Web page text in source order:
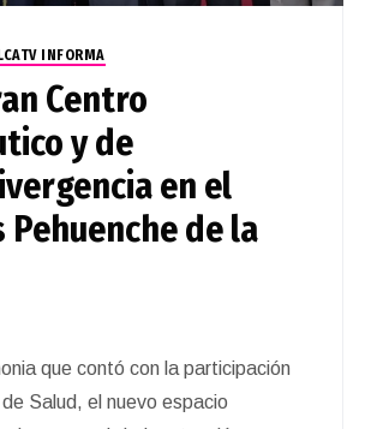
INFORMA
Centro
y de
en el
Pehuenche de la
que contó con la participación
Salud, el nuevo espacio